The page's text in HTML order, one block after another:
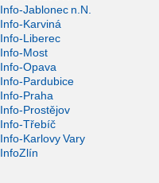
Info-Jablonec n.N.
Info-Karviná
Info-Liberec
Info-Most
Info-Opava
Info-Pardubice
Info-Praha
Info-Prostějov
Info-Třebíč
Info-Karlovy Vary
InfoZlín